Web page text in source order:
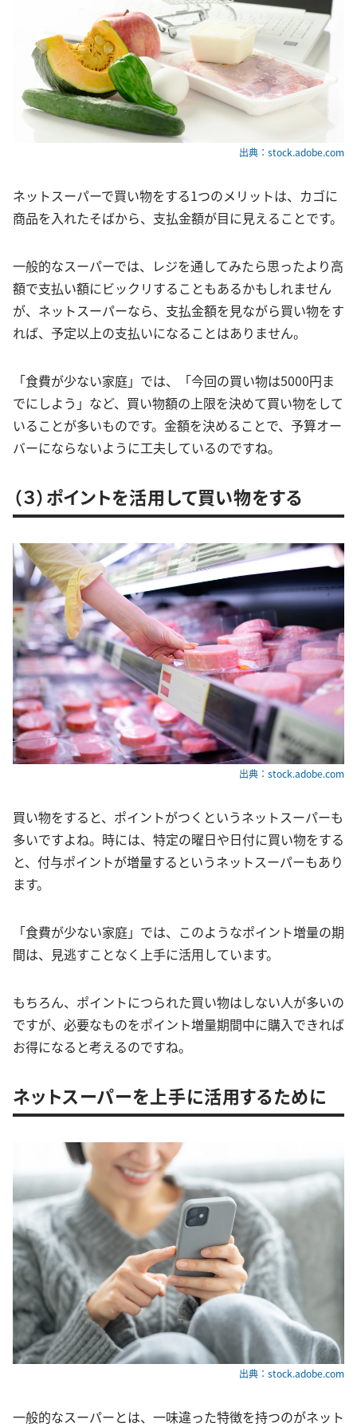
出典：stock.adobe.com
ネットスーパーで買い物をする1つのメリットは、カゴに
商品を入れたそばから、支払金額が目に見えることです。
一般的なスーパーでは、レジを通してみたら思ったより高
額で支払い額にビックリすることもあるかもしれません
が、ネットスーパーなら、支払金額を見ながら買い物をす
れば、予定以上の支払いになることはありません。
「食費が少ない家庭」では、「今回の買い物は5000円ま
でにしよう」など、買い物額の上限を決めて買い物をして
いることが多いものです。金額を決めることで、予算オー
バーにならないように工夫しているのですね。
（３）ポイントを活用して買い物をする
出典：stock.adobe.com
買い物をすると、ポイントがつくというネットスーパーも
多いですよね。時には、特定の曜日や日付に買い物をする
と、付与ポイントが増量するというネットスーパーもあり
ます。
「食費が少ない家庭」では、このようなポイント増量の期
間は、見逃すことなく上手に活用しています。
もちろん、ポイントにつられた買い物はしない人が多いの
ですが、必要なものをポイント増量期間中に購入できれば
お得になると考えるのですね。
ネットスーパーを上手に活用するために
出典：stock.adobe.com
一般的なスーパーとは、一味違った特徴を持つのがネット